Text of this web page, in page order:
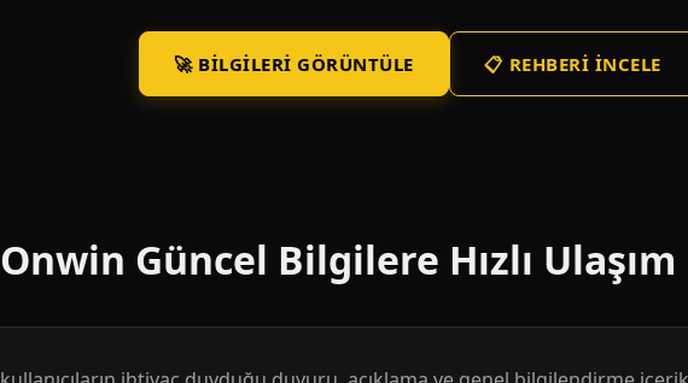
🚀 BILGILERI GÖRÜNTÜLE 📋 REHBERI İNCELE
Onwin Güncel Bilgilere Hızlı